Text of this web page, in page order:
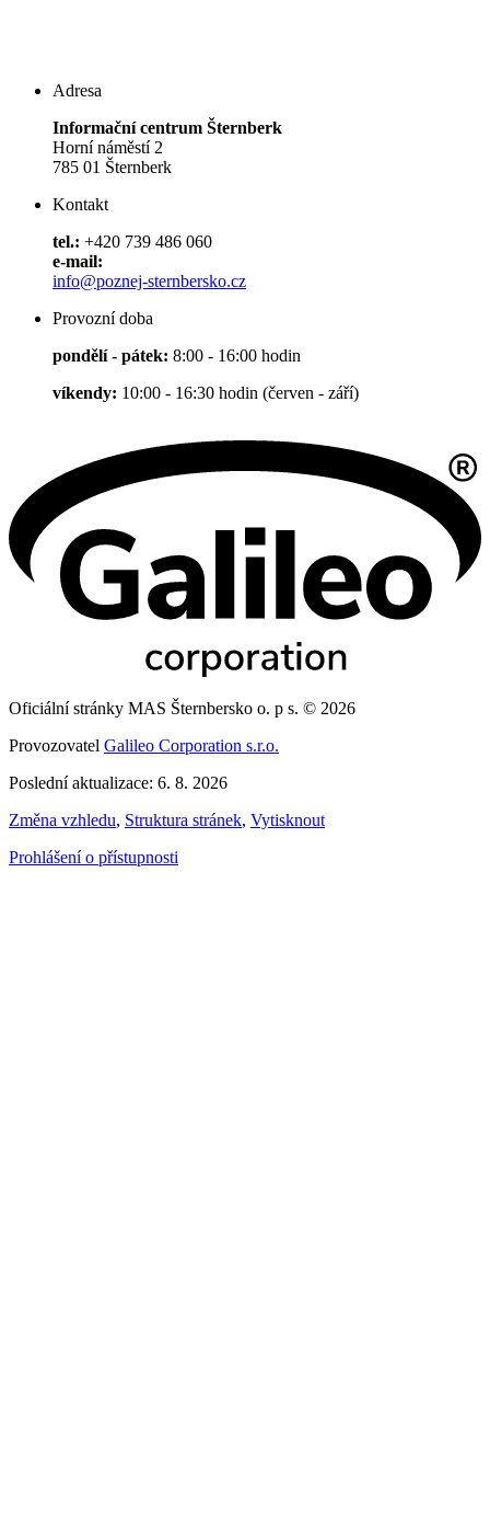
Adresa
Informační centrum Šternberk
Horní náměstí 2
785 01 Šternberk
Kontakt
tel.: +420 739 486 060
e-mail:
info@poznej-sternbersko.cz
Provozní doba
pondělí - pátek: 8:00 - 16:00 hodin
víkendy: 10:00 - 16:30 hodin (červen - září)
Oficiální stránky MAS Šternbersko o. p s. © 2026
Provozovatel Galileo Corporation s.r.o.
Poslední aktualizace: 6. 8. 2026
Změna vzhledu, Struktura stránek, Vytisknout
Prohlášení o přístupnosti